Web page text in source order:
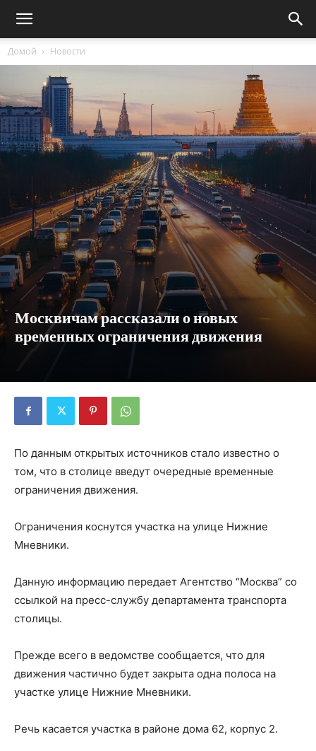
Домой Новости
Москвичам рассказали о новых
временных ограничения движения
По данным открытых источников стало известно о
том, что в столице введут очередные временные
ограничения движения.
Ограничения коснутся участка на улице Нижние
Мневники.
Данную информацию передает Агентство “Москва” со
ссылкой на пресс-службу департамента транспорта
столицы.
Прежде всего в ведомстве сообщается, что для
движения частично будет закрыта одна полоса на
участке улице Нижние Мневники.
Речь касается участка в районе дома 62, корпус 2.